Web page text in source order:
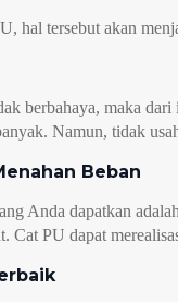
hal tersebut akan
berbahaya, maka
Namun, tidak
Beban
Anda dapatkan
Cat PU dapat